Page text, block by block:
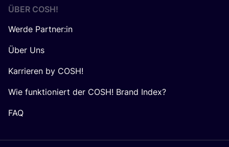
ÜBER COSH!
Werde Partner:in
Über Uns
Karrieren by COSH!
Wie funktioniert der COSH! Brand Index?
FAQ